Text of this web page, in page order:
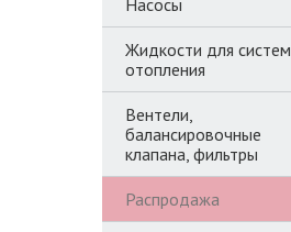
Насосы
Жидкости для систем
отопления
Вентели,
балансировочные
клапана, фильтры
Распродажа